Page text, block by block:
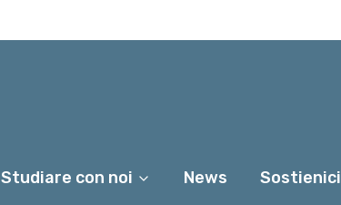
Studiare con noi News Sostienici